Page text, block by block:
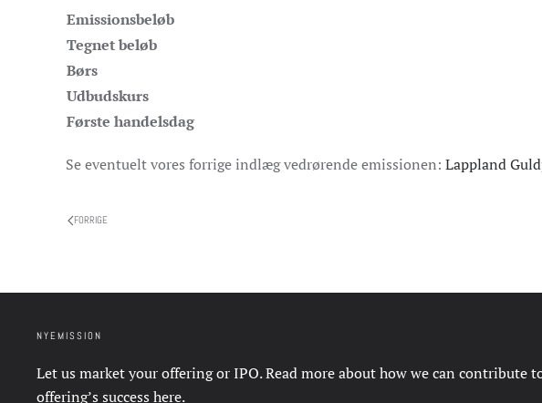
Emissionsbeløb
Tegnet beløb
Børs
Udbudskurs
Første handelsdag
Se eventuelt vores forrige indlæg vedrørende emissionen: Lappland
FORRIGE
NYEMISSION
Let us market your offering or IPO. Read more about how we can contribute
offering’s success here.